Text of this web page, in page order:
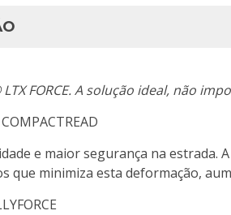
LTX FORCE. A solução ideal, não
e maior segurança na estrada.
que minimiza esta deformação,